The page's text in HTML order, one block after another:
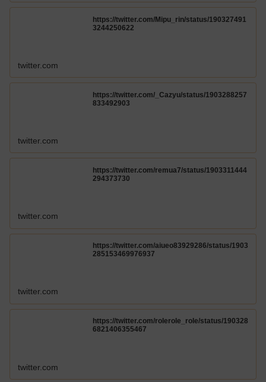
https://twitter.com/Mipu_rin/status/190327491
3244250622
twitter.com
https://twitter.com/_Cazyu/status/1903288257
833492903
twitter.com
https://twitter.com/remua7/status/1903311444
294373730
twitter.com
https://twitter.com/aiueo83929286/status/1903
285153469976937
twitter.com
https://twitter.com/rolerole_role/status/190328
6821406355467
twitter.com